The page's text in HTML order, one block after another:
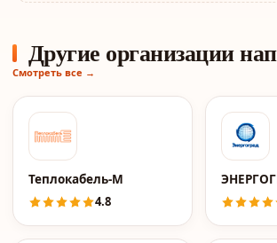
Другие организации
Смотреть все →
Теплокабель-М
4.8